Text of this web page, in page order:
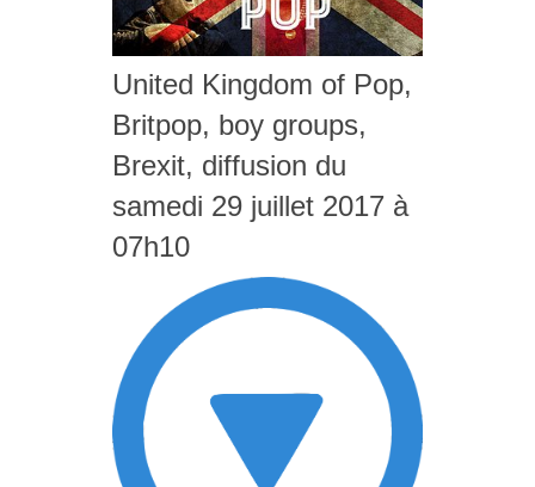
United Kingdom of Pop,
Britpop, boy groups,
Brexit, diffusion du
samedi 29 juillet 2017 à
07h10